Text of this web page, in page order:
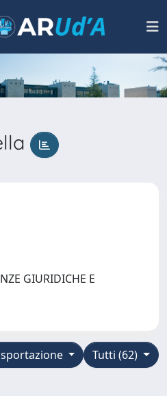
GIURIDICHE E
Tutti (62)